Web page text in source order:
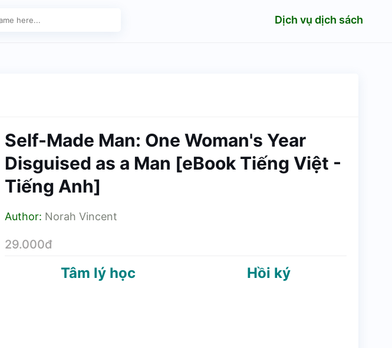
Dịch vụ dịch sách
Self-Made Man: One Woman's Year
Disguised as a Man [eBook Tiếng Việt -
Tiếng Anh]
Author: Norah Vincent
29.000đ
Tâm lý học Hồi ký